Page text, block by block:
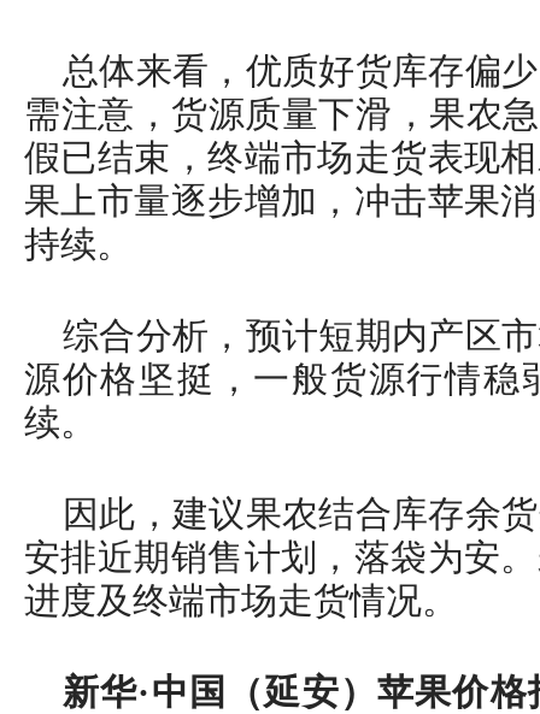
总体来看，优质好货库存偏
需注意，货源质量下滑，果农
假已结束，终端市场走货表现
果上市量逐步增加，冲击苹果
持续。
综合分析，预计短期内产区
源价格坚挺，一般货源行情稳
续。
因此，建议果农结合库存余
安排近期销售计划，落袋为安
进度及终端市场走货情况。
新华·中国（延安）苹果价